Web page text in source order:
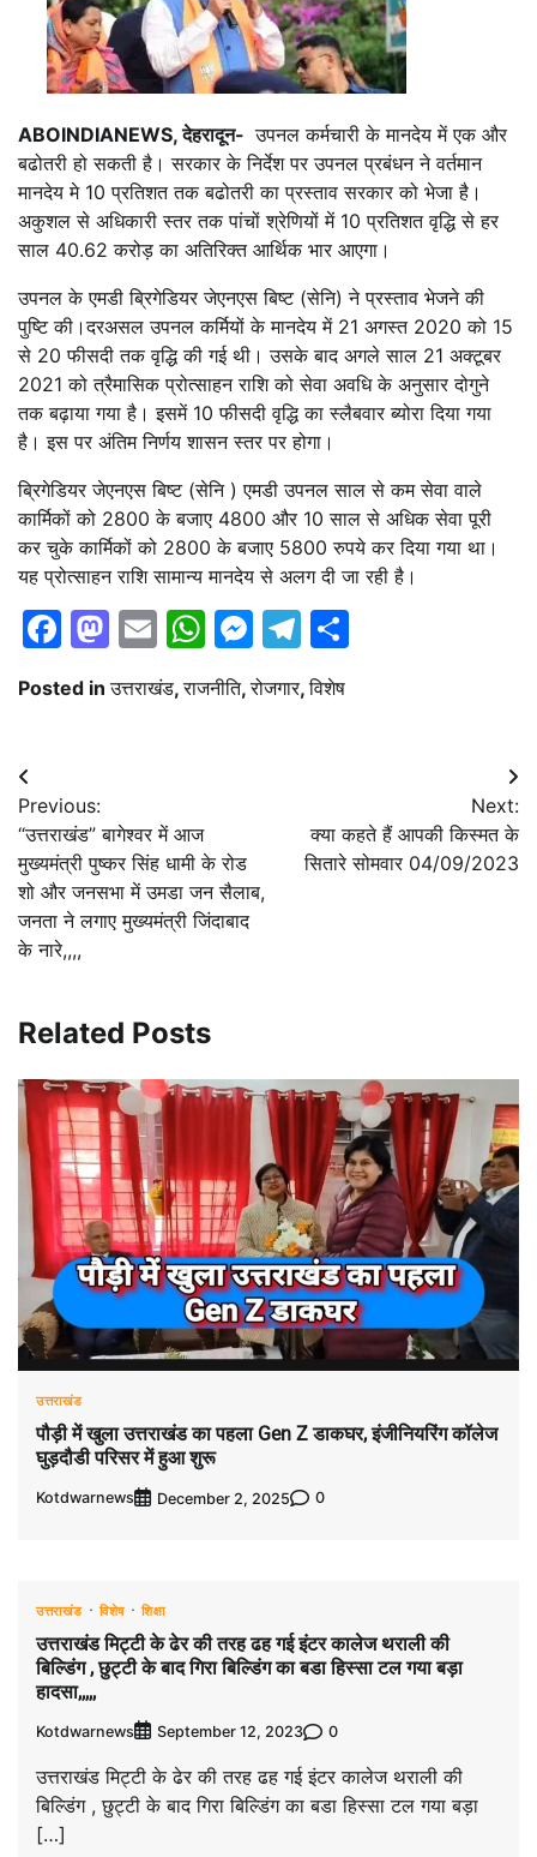
ABOINDIANEWS, देहरादून- उपनल कर्मचारी के मानदेय में एक और
बढोतरी हो सकती है। सरकार के निर्देश पर उपनल प्रबंधन ने वर्तमान
मानदेय मे 10 प्रतिशत तक बढोतरी का प्रस्ताव सरकार को भेजा है।
अकुशल से अधिकारी स्तर तक पांचों श्रेणियों में 10 प्रतिशत वृद्धि से हर
साल 40.62 करोड़ का अतिरिक्त आर्थिक भार आएगा।
उपनल के एमडी ब्रिगेडियर जेएनएस बिष्ट (सेनि) ने प्रस्ताव भेजने की
पुष्टि की।दरअसल उपनल कर्मियों के मानदेय में 21 अगस्त 2020 को 15
से 20 फीसदी तक वृद्धि की गई थी। उसके बाद अगले साल 21 अक्टूबर
2021 को त्रैमासिक प्रोत्साहन राशि को सेवा अवधि के अनुसार दोगुने
तक बढ़ाया गया है। इसमें 10 फीसदी वृद्धि का स्लैबवार ब्योरा दिया गया
है। इस पर अंतिम निर्णय शासन स्तर पर होगा।
ब्रिगेडियर जेएनएस बिष्ट (सेनि ) एमडी उपनल साल से कम सेवा वाले
कार्मिकों को 2800 के बजाए 4800 और 10 साल से अधिक सेवा पूरी
कर चुके कार्मिकों को 2800 के बजाए 5800 रुपये कर दिया गया था।
यह प्रोत्साहन राशि सामान्य मानदेय से अलग दी जा रही है।
Facebook
Mastodon
EmailWhatsApp
Messenger
Telegram
Posted inउत्तराखंड,राजनीति,रोजगार,विशेष
Post
navigation
Previous:
“उत्तराखंड” बागेश्वर में आज
मुख्यमंत्री पुष्कर सिंह धामी के रोड
शो और जनसभा में उमडा जन सैलाब,
जनता ने लगाए मुख्यमंत्री जिंदाबाद
के नारे,,,,
Next:
क्या कहते हैं आपकी किस्मत के
सितारे सोमवार 04/09/2023
Related Posts
उत्तराखंड
पौड़ी में खुला उत्तराखंड का पहला Gen Z डाकघर, इंजीनियरिंग कॉलेज
घुड़दौडी परिसर में हुआ शुरू
Kotdwarnews December 2, 2025 0
उत्तराखंड विशेष शिक्षा
उत्तराखंड मिट्टी के ढेर की तरह ढह गई इंटर कालेज थराली की
बिल्डिंग , छुट्टी के बाद गिरा बिल्डिंग का बडा हिस्सा टल गया बड़ा
हादसा,,,,,
Kotdwarnews September 12, 2023 0
उत्तराखंड मिट्टी के ढेर की तरह ढह गई इंटर कालेज थराली की
बिल्डिंग , छुट्टी के बाद गिरा बिल्डिंग का बडा हिस्सा टल गया बड़ा
[…]